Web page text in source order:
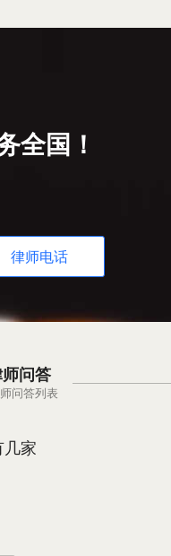
全国！
律师电话
问答
问答列表
几家